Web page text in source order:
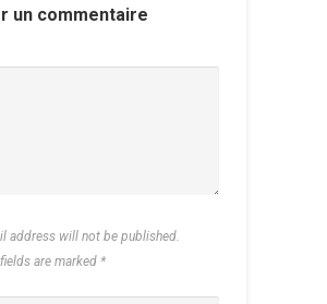
un commentaire
address will not be published.
are marked *